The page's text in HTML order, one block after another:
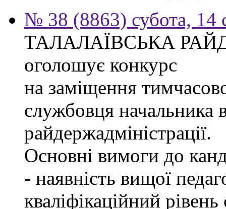
№ 38 (8863) субота, 14
ТАЛАЛАЇВСЬКА
оголошує конкурс
на заміщення
службовця начальника
райдержадміністрації.
Основні вимоги до
- наявність вищої
кваліфікаційний рівень